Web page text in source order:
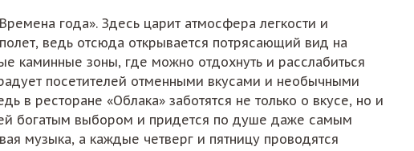
года». Здесь царит атмосфера легкости и
ведь отсюда открывается потрясающий вид на
каминные зоны, где можно отдохнуть и расслабиться
посетителей отменными вкусами и необычными
ресторане «Облака» заботятся не только о вкусе, но и
богатым выбором и придется по душе даже самым
музыка, а каждые четверг и пятницу проводятся